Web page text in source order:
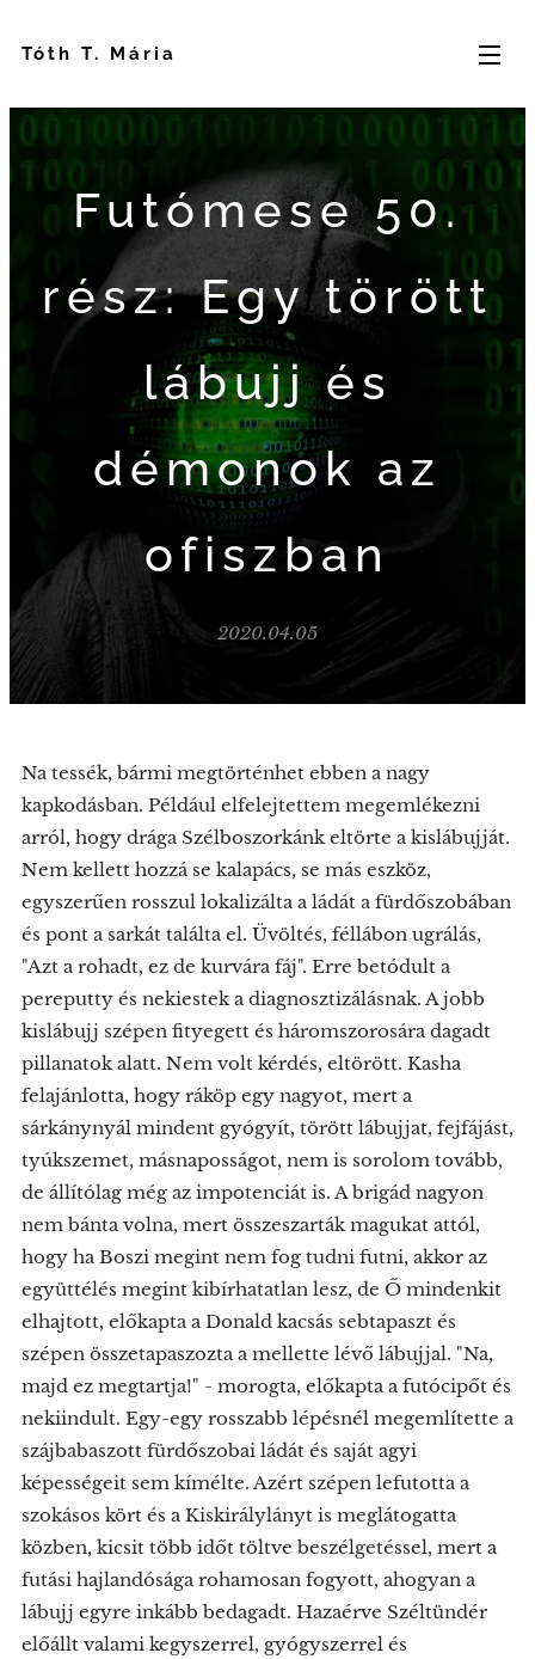
Tóth T. Mária
Futómese 50.
rész: Egy törött
lábujj és
démonok az
ofiszban
2020.04.05
Na tessék, bármi megtörténhet ebben a nagy
kapkodásban. Például elfelejtettem megemlékezni
arról, hogy drága Szélboszorkánk eltörte a kislábujját.
Nem kellett hozzá se kalapács, se más eszköz,
egyszerűen rosszul lokalizálta a ládát a fürdőszobában
és pont a sarkát találta el. Üvöltés, féllábon ugrálás,
"Azt a rohadt, ez de kurvára fáj". Erre betódult a
pereputty és nekiestek a diagnosztizálásnak. A jobb
kislábujj szépen fityegett és háromszorosára dagadt
pillanatok alatt. Nem volt kérdés, eltörött. Kasha
felajánlotta, hogy ráköp egy nagyot, mert a
sárkánynyál mindent gyógyít, törött lábujjat, fejfájást,
tyúkszemet, másnaposságot, nem is sorolom tovább,
de állítólag még az impotenciát is. A brigád nagyon
nem bánta volna, mert összeszarták magukat attól,
hogy ha Boszi megint nem fog tudni futni, akkor az
együttélés megint kibírhatatlan lesz, de Ő mindenkit
elhajtott, előkapta a Donald kacsás sebtapaszt és
szépen összetapaszozta a mellette lévő lábujjal. "Na,
majd ez megtartja!" - morogta, előkapta a futócipőt és
nekiindult. Egy-egy rosszabb lépésnél megemlítette a
szájbabaszott fürdőszobai ládát és saját agyi
képességeit sem kímélte. Azért szépen lefutotta a
szokásos kört és a Kiskirálylányt is meglátogatta
közben, kicsit több időt töltve beszélgetéssel, mert a
futási hajlandósága rohamosan fogyott, ahogyan a
lábujj egyre inkább bedagadt. Hazaérve Széltündér
előállt valami kegyszerrel, gyógyszerrel és